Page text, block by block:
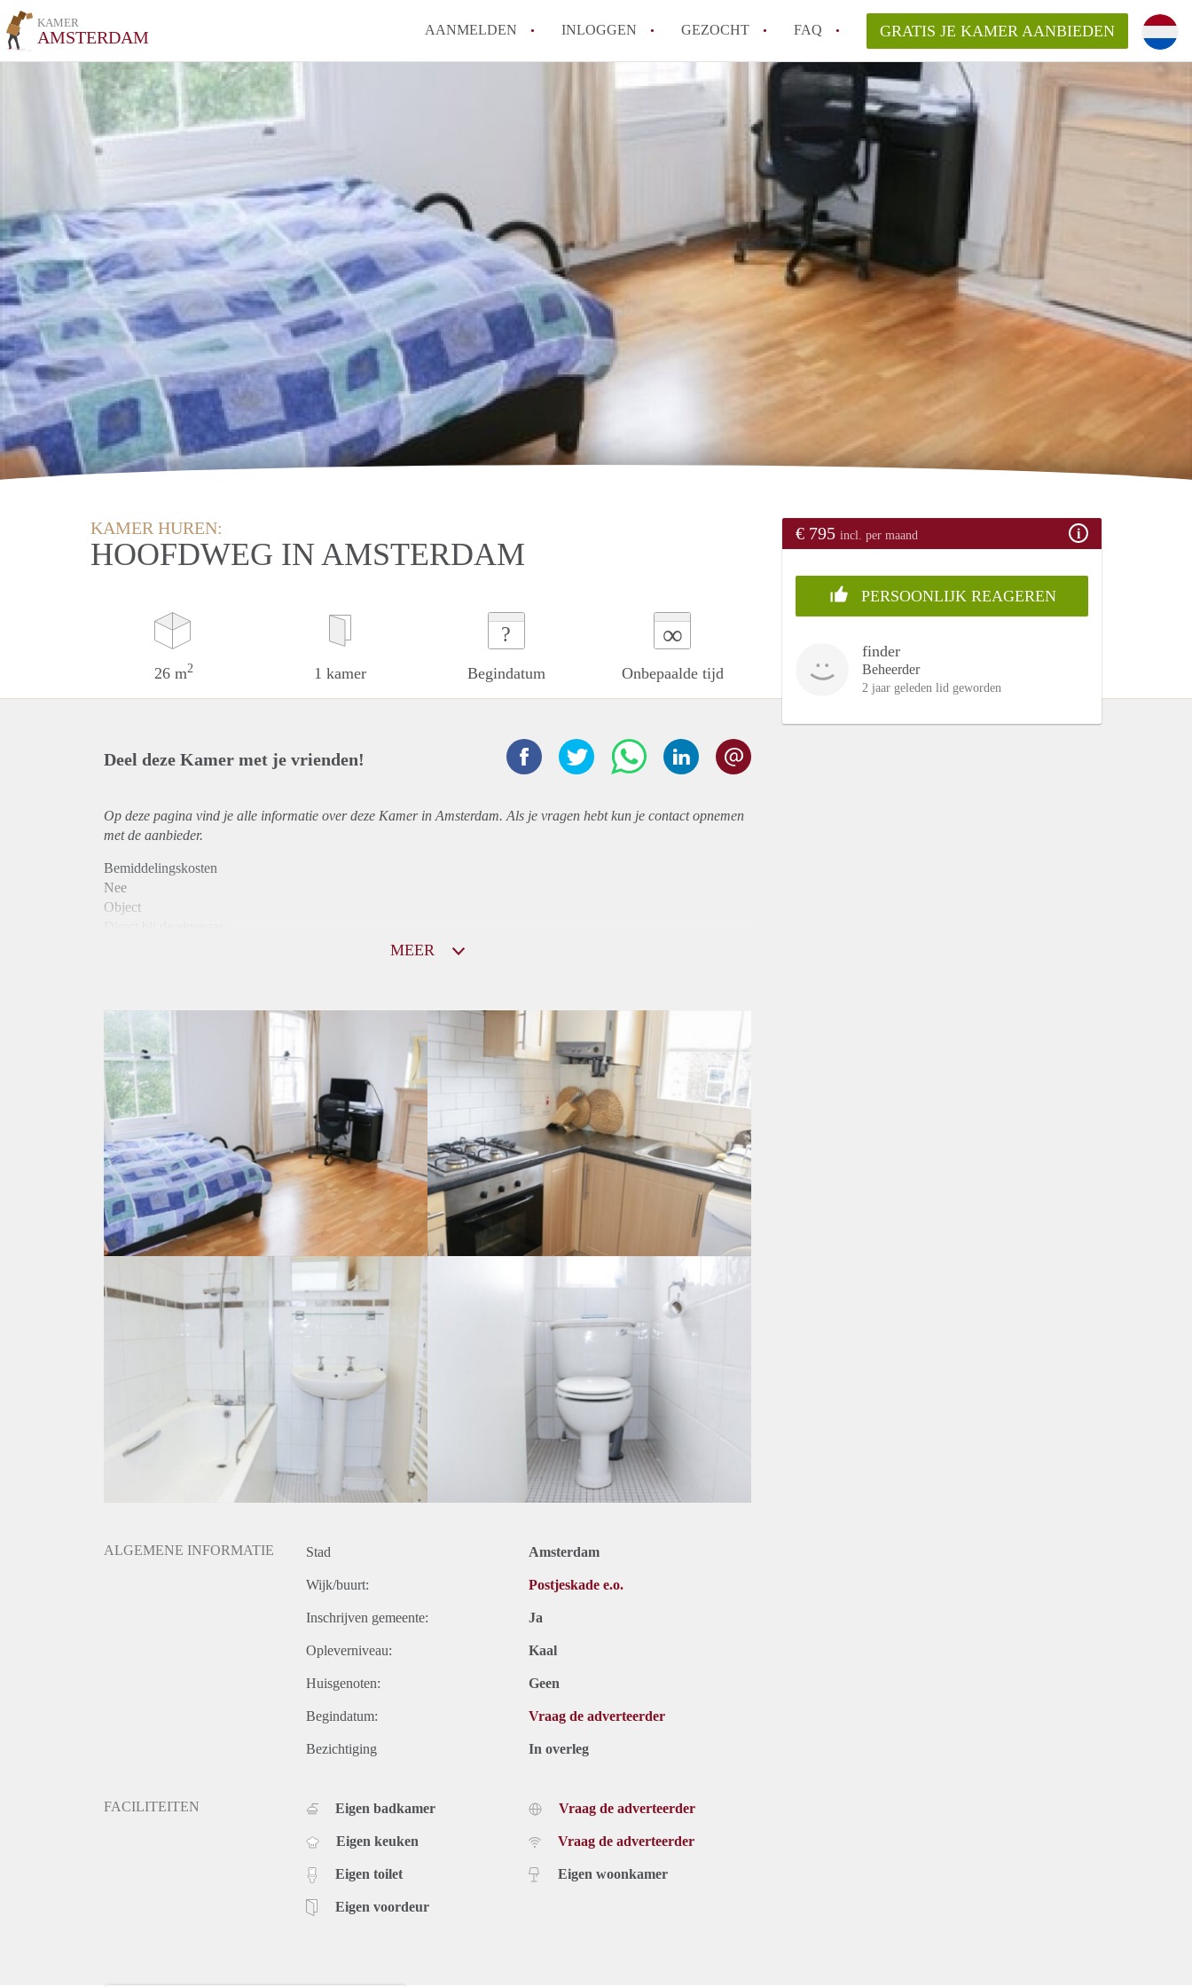
KAMER
AMSTERDAM AANMELDEN INLOGGEN GEZOCHT FAQ
Wat is het puntensysteem voor een onzelfstandige woonruimte (kamer) in
Amsterdam?
Wat zijn de opzegtermijnen bij een kamer in Amsterdam?
Wat zijn de populairste zoektermen voor een kamer in Amsterdam en wat
betekent dit voor jou als zoeker?
Wat is een studentenkamer in Amsterdam?
Waarom geen bemiddelingskosten voor de huurder?
Alle veelgestelde vragen
GRATIS JE KAMER AANBIEDEN
KAMER HUREN:
HOOFDWEG IN AMSTERDAM
26 m2 1 kamer
?
Begindatum
∞
Onbepaalde tijd
€ 795 incl. per maand
PERSOONLIJK REAGEREN
finder
Beheerder
2 jaar geleden lid geworden
Deel deze Kamer met je vrienden!
Op deze pagina vind je alle informatie over deze Kamer in Amsterdam. Als je vragen hebt kun je contact opnemen
met de aanbieder.
Bemiddelingskosten
Nee
Object
Niet mogelijk
Inkomen eis
3,1 X Maandhuur Bruto
Huurtermijn
Onbepaalde termijn
Oplevering
Gestoffeerd
MEER
ALGEMENE INFORMATIE Stad Amsterdam
Wijk/buurt: Postjeskade e.o.
Inschrijven gemeente: Ja
Opleverniveau: Kaal
Huisgenoten: Geen
Begindatum: Vraag de adverteerder
Bezichtiging In overleg
FACILITEITEN Eigen badkamer
Eigen keuken
Eigen toilet
Eigen voordeur
Vraag de adverteerder
Vraag de adverteerder
Eigen woonkamer